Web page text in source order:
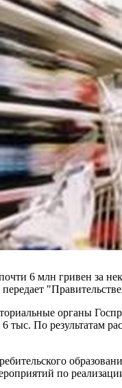
6 млн гривен за
органы
тыс. По результатам
по